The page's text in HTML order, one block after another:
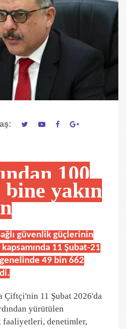
100
yakın
güvenlik güçlerinin
11 Şubat-21
49 bin 662
Çiftçi'nin 11 Şubat 2026'da
yürütülen
denetimler,